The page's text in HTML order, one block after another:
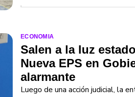
ECONOMIA
Salen a la luz
Nueva EPS en
alarmante
Luego de una acción judicial, la